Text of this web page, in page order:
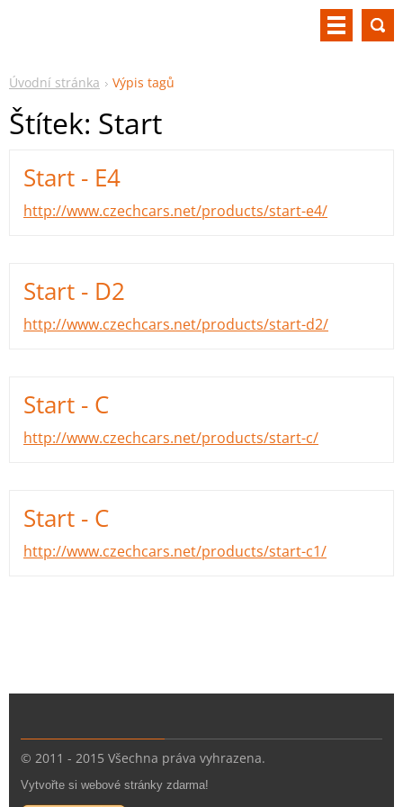
Úvodní stránka Výpis tagů
Štítek: Start
Start - E4
http://www.czechcars.net/products/start-e4/
Start - D2
http://www.czechcars.net/products/start-d2/
Start - C
http://www.czechcars.net/products/start-c/
Start - C
http://www.czechcars.net/products/start-c1/
© 2011 - 2015 Všechna práva vyhrazena.
Vytvořte si webové stránky zdarma!